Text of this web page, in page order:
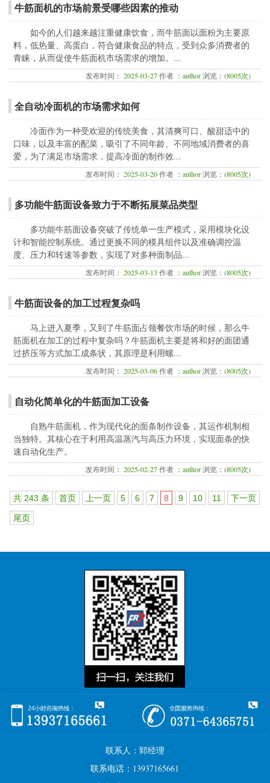
牛筋面机的市场前景受哪些因素的推动
如今的人们越来越注重健康饮食，而牛筋面以面粉为主要原
料，低热量、高蛋白，符合健康食品的特点，受到众多消费者的
青睐，从而促使牛筋面机市场需求的增加。...
发布时间： 2025-03-27作者 ：author浏览：(8005次)
全自动冷面机的市场需求如何
冷面作为一种受欢迎的传统美食，其清爽可口、酸甜适中的
口味，以及丰富的配菜，吸引了不同年龄、不同地域消费者的喜
爱，为了满足市场需求，提高冷面的制作效...
发布时间： 2025-03-20作者 ：author浏览：(8005次)
多功能牛筋面设备致力于不断拓展菜品类型
多功能牛筋面设备突破了传统单一生产模式，采用模块化设
计和智能控制系统。通过更换不同的模具组件以及准确调控温
度、压力和转速等参数，实现了对多种面制品...
发布时间： 2025-03-13 作者 ：author浏览：(8005次)
牛筋面设备的加工过程复杂吗
马上进入夏季，又到了牛筋面占领餐饮市场的时候，那么牛
筋面机在加工的过程中复杂吗？牛筋面机主要是将和好的面团通
过挤压等方式加工成条状，其原理是利用螺...
发布时间： 2025-03-06作者 ：author浏览：(8005次)
自动化简单化的牛筋面加工设备
自熟牛筋面机，作为现代化的面条制作设备，其运作机制相
当独特。其核心在于利用高温蒸汽与高压力环境，实现面条的快
速自动化生产。
发布时间： 2025-02-27作者 ：author浏览：(8005次)
共 243 条 首页 上一页 5 6 7 8 9 10 11 下一页
尾页
联系人：郅经理
联系电话：13937165661